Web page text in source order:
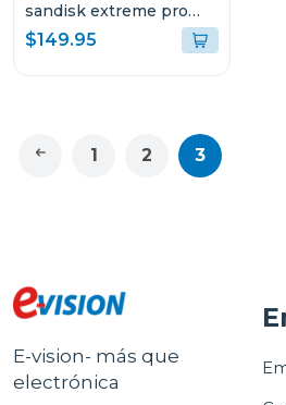
sandisk extreme pro
sdxc uhs-i 512 gb 200
mb/s sdsdxxd512
$149.95
1 2 3
E-vision- más que
electrónica